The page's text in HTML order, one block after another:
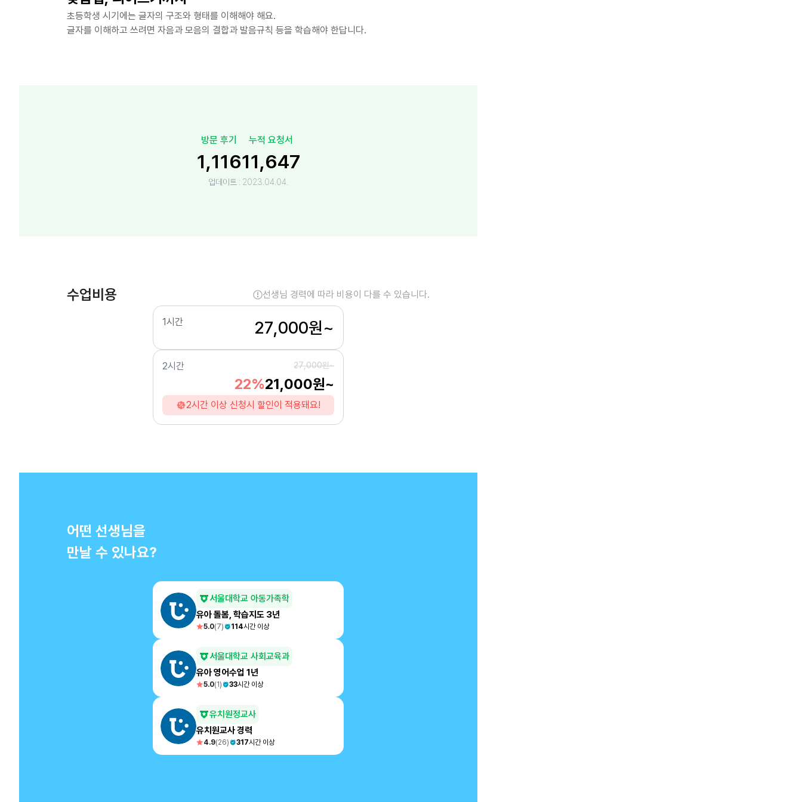
초등학생 시기에는 글자의 구조와 형태를 이해해야 해요.
글자를 이해하고 쓰려면 자음과 모음의 결합과 발음규칙 등을 학습해야 한답니다.
방문 후기
1,116
누적 요청서
11,647
업데이트 : 2023.04.04.
수업비용 선생님 경력에 따라 비용이 다를 수 있습니다.
1시간 27,000원~
2시간 27,000원~
22%21,000원~
2시간 이상 신청시 할인이 적용돼요!
어떤 선생님을
만날 수 있나요?
서울대학교 아동가족학
유아 돌봄, 학습지도 3년
5.0(7) 114시간 이상
서울대학교 사회교육과
유아 영어수업 1년
5.0(1) 33시간 이상
유치원정교사
유치원교사 경력
4.9(26) 317시간 이상